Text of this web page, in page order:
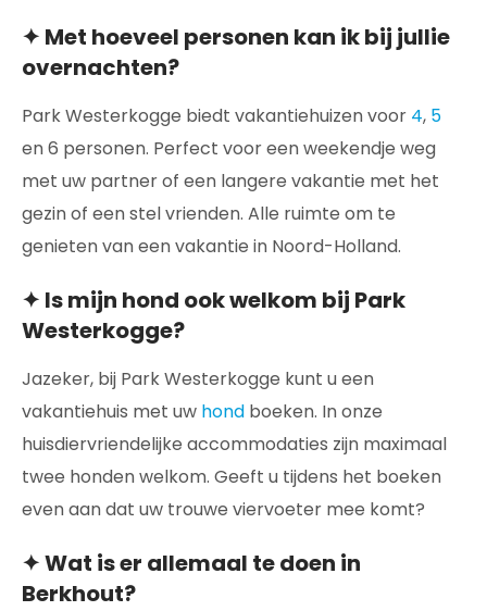
✦ Met hoeveel personen kan ik bij jullie
overnachten?
Park Westerkogge biedt vakantiehuizen voor 4, 5
en 6 personen. Perfect voor een weekendje weg
met uw partner of een langere vakantie met het
gezin of een stel vrienden. Alle ruimte om te
genieten van een vakantie in Noord-Holland.
✦ Is mijn hond ook welkom bij Park
Westerkogge?
Jazeker, bij Park Westerkogge kunt u een
vakantiehuis met uw hond boeken. In onze
huisdiervriendelijke accommodaties zijn maximaal
twee honden welkom. Geeft u tijdens het boeken
even aan dat uw trouwe viervoeter mee komt?
✦ Wat is er allemaal te doen in
Berkhout?